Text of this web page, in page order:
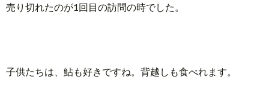
売り切れたのが1回目の訪問の時でした。
子供たちは、鮎も好きですね。背越しも食べれます。